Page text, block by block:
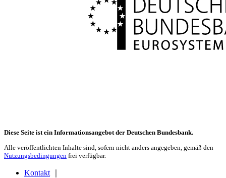
Diese Seite ist ein Informationsangebot der Deutschen Bundesbank.
Alle veröffentlichten Inhalte sind, sofern nicht anders angegeben, gemäß den
Nutzungsbedingungen frei verfügbar.
Kontakt